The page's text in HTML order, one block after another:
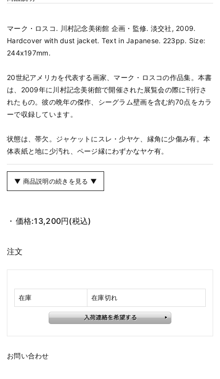
マーク・ロスコ. 川村記念美術館 企画・監修. 淡交社, 2009.
Hardcover with dust jacket. Text in Japanese. 223pp. Size:
244x197mm.
20世紀アメリカを代表する画家、マーク・ロスコの作品集。本書
は、2009年に川村記念美術館で開催された展覧会の際に刊行さ
れたもの。彼の晩年の傑作、シーグラム壁画を含む約70点をカラ
ーで収録しています。
状態は、帯欠。ジャケットにスレ・少ヤケ、縁角に少傷み有。本
体表紙と地に少汚れ、ページ縁にわずかなヤケ有。
▼ 商品説明の続きを見る ▼
価格:13,200円(税込)
注文
在庫 在庫切れ
お問い合わせ